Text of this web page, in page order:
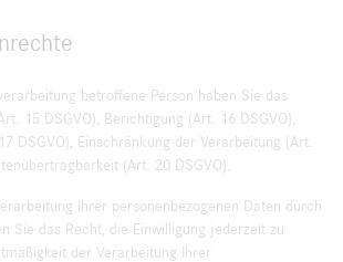
betroffene Person haben Sie das
15 DSGVO), Berichtigung (Art. 16 DSGVO),
DSGVO), Einschränkung der Verarbeitung (Art.
(Art. 20 DSGVO).
Ihrer personenbezogenen Daten durch
Sie das Recht, die Einwilligung jederzeit zu
der Verarbeitung Ihrer